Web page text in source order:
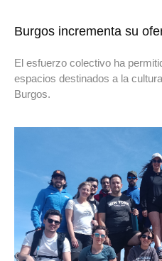
Burgos incrementa su
El esfuerzo colectivo ha
espacios destinados a la
Burgos.